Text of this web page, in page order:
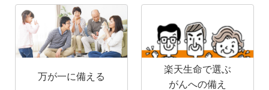
万が一に備える
楽天生命で選ぶ
がんへの備え